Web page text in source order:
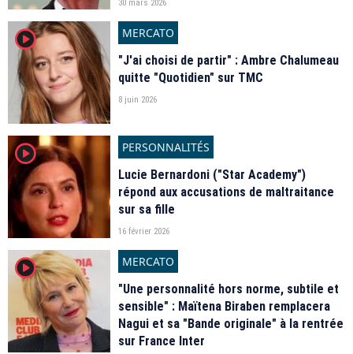
30 mars 2026
player2
MERCATO
"J'ai choisi de partir" : Ambre Chalumeau
quitte "Quotidien" sur TMC
8 juin 2026
player2
PERSONNALITÉS
Lucie Bernardoni ("Star Academy")
répond aux accusations de maltraitance
sur sa fille
16 février 2026
player2
MERCATO
"Une personnalité hors norme, subtile et
sensible" : Maïtena Biraben remplacera
Nagui et sa "Bande originale" à la rentrée
sur France Inter